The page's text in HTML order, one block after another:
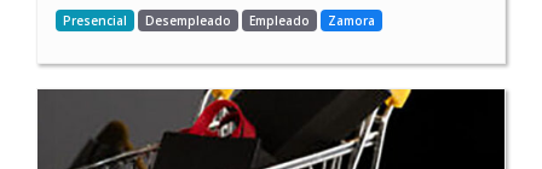
Presencial Desempleado Empleado Zamora